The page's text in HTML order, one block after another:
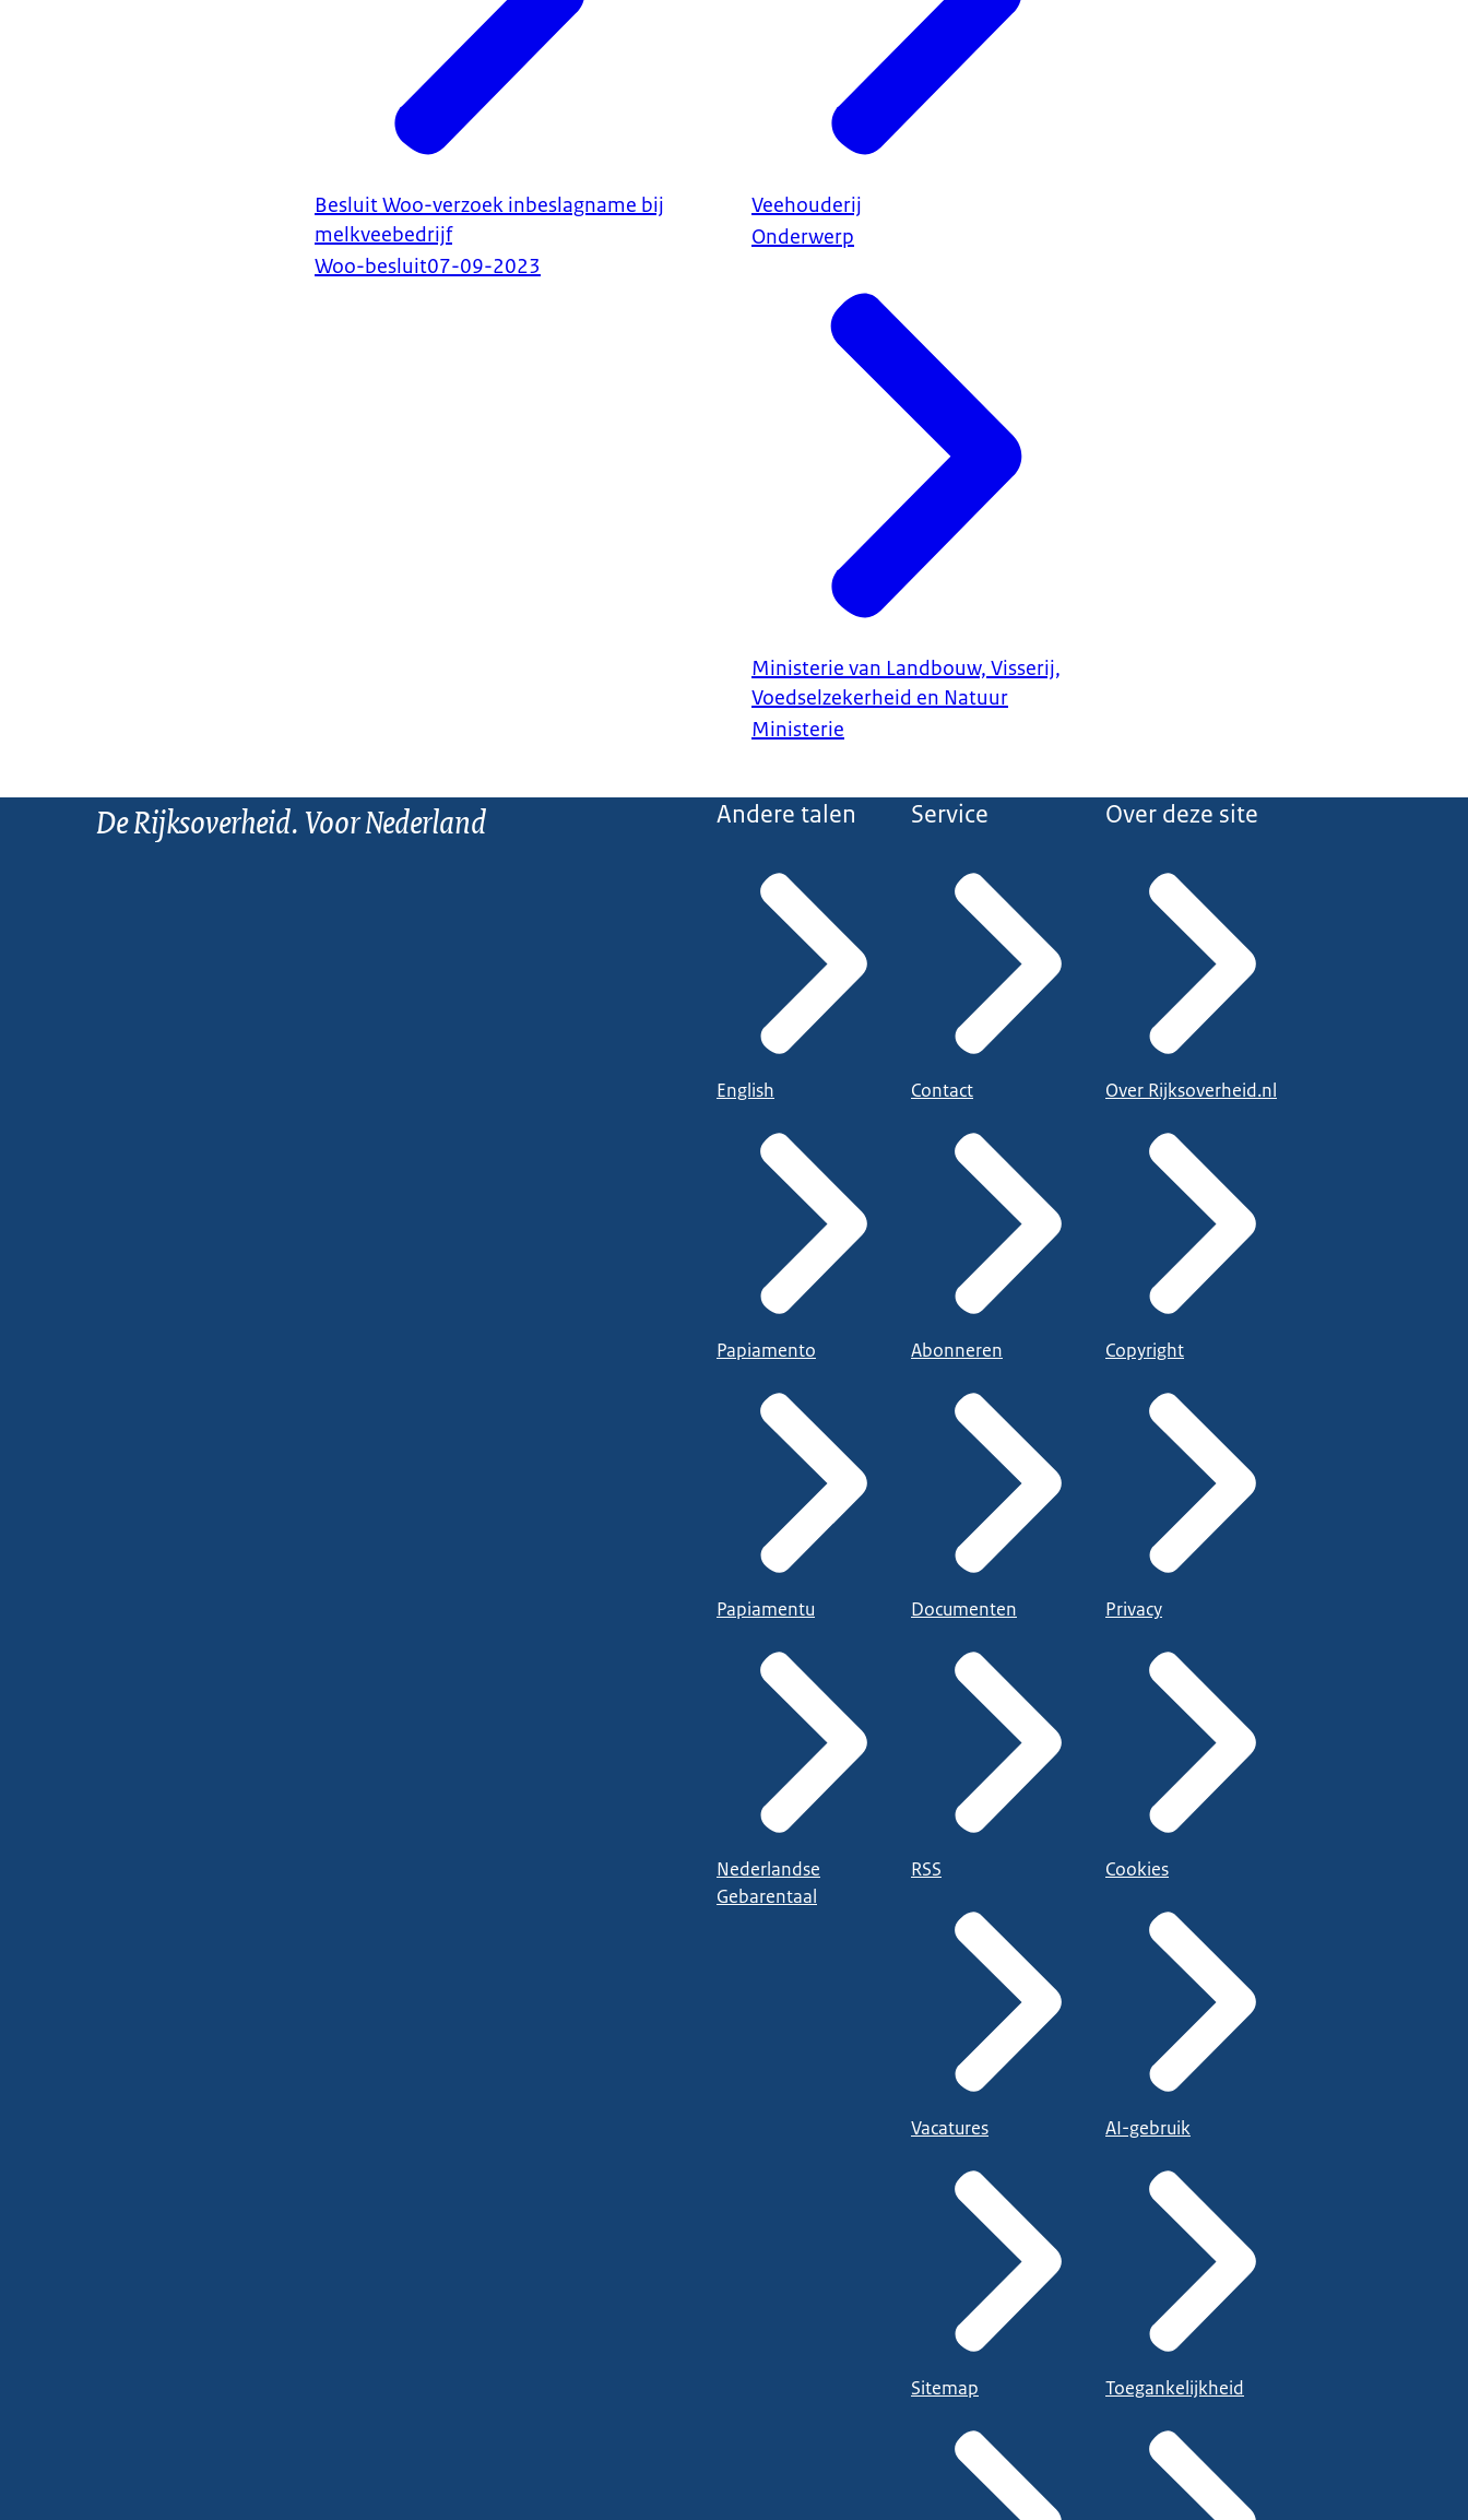
Besluit Woo-verzoek inbeslagname bij
melkveebedrijf
Woo-besluit07-09-2023
Veehouderij
Onderwerp
Ministerie van Landbouw, Visserij,
Voedselzekerheid en Natuur
Ministerie
De Rijksoverheid. Voor Nederland Andere talen
English
Papiamento
Papiamentu
Nederlandse
Gebarentaal
Service
Contact
Abonneren
Documenten
RSS
Vacatures
Sitemap
Over deze site
Over Rijksoverheid.nl
Copyright
Privacy
Cookies
AI-gebruik
Toegankelijkheid